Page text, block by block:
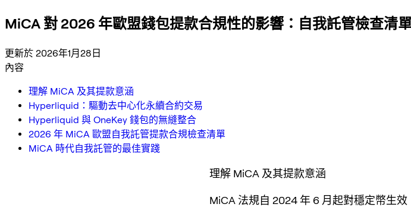
MiCA 對 2026 年歐盟錢包提款合規性的影響：自我託管檢查清
更新於 2026年1月28日
內容
理解 MiCA 及其提款意涵
Hyperliquid：驅動去中心化永續合約交易
Hyperliquid 與 OneKey 錢包的無縫整合
2026 年 MiCA 歐盟自我託管提款合規檢查清單
MiCA 時代自我託管的最佳實踐
理解 MiCA 及其提款意涵
MiCA 法規自 2024 年 6 月起對穩定幣生